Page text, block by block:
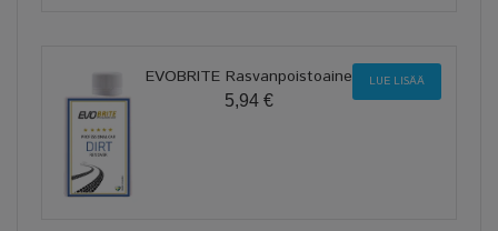
EVOBRITE Rasvanpoistoaine
5,94 €
LUE LISÄÄ